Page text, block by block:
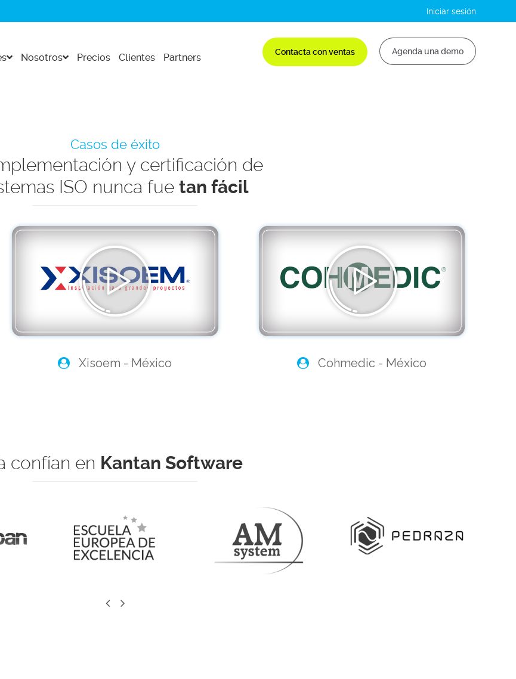
Iniciar sesión
Nosotros Precios Clientes Partners Contacta con ventas Agenda una demo
Casos de éxito
y certificación de
ISO nunca fue tan fácil
Xisoem - México Cohmedic - México
confían en Kantan Software
previous
next